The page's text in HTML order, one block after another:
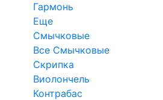
Гармонь
Еще
Смычковые
Все Смычковые
Скрипка
Виолончель
Контрабас